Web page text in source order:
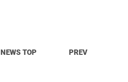
NEWS TOP PREV